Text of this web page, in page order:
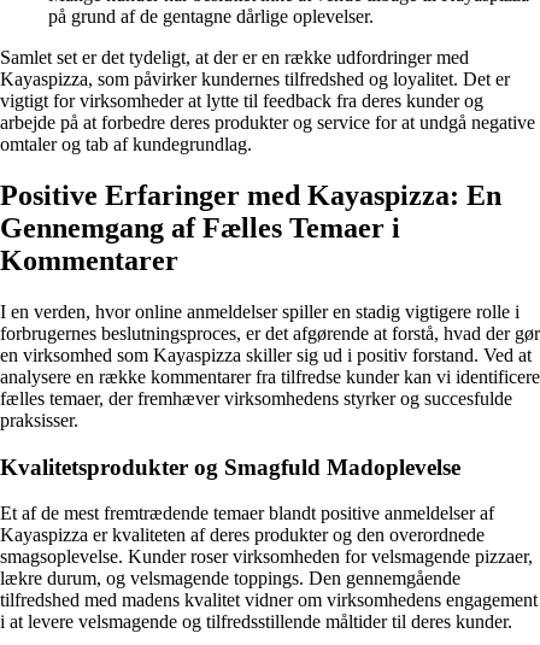
på grund af de gentagne dårlige oplevelser.
Samlet set er det tydeligt, at der er en række udfordringer med
Kayaspizza, som påvirker kundernes tilfredshed og loyalitet. Det er
vigtigt for virksomheder at lytte til feedback fra deres kunder og
arbejde på at forbedre deres produkter og service for at undgå negative
omtaler og tab af kundegrundlag.
Positive Erfaringer med Kayaspizza: En
Gennemgang af Fælles Temaer i
Kommentarer
I en verden, hvor online anmeldelser spiller en stadig vigtigere rolle i
forbrugernes beslutningsproces, er det afgørende at forstå, hvad der gør
en virksomhed som Kayaspizza skiller sig ud i positiv forstand. Ved at
analysere en række kommentarer fra tilfredse kunder kan vi identificere
fælles temaer, der fremhæver virksomhedens styrker og succesfulde
praksisser.
Kvalitetsprodukter og Smagfuld Madoplevelse
Et af de mest fremtrædende temaer blandt positive anmeldelser af
Kayaspizza er kvaliteten af deres produkter og den overordnede
smagsoplevelse. Kunder roser virksomheden for velsmagende pizzaer,
lækre durum, og velsmagende toppings. Den gennemgående
tilfredshed med madens kvalitet vidner om virksomhedens engagement
i at levere velsmagende og tilfredsstillende måltider til deres kunder.